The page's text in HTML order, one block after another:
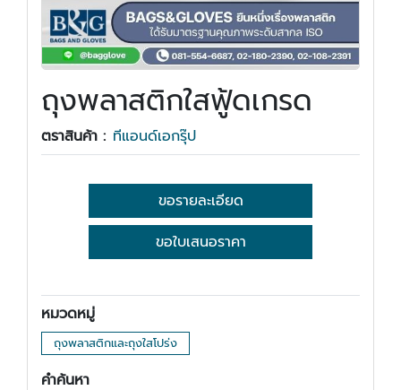
ถุงพลาสติกใสฟู้ดเกรด
ตราสินค้า : ทีแอนด์เอกรุ๊ป
ขอรายละเอียด
ขอใบเสนอราคา
หมวดหมู่
ถุงพลาสติกและถุงใสโปร่ง
คำค้นหา